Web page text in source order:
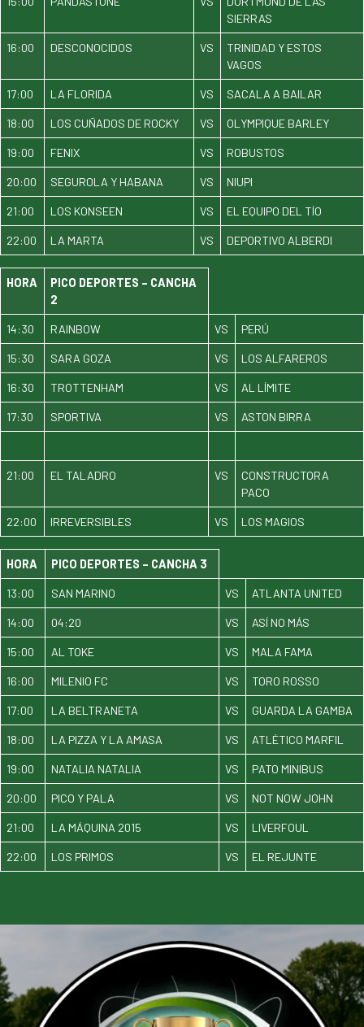
SIERRAS
16:00 DESCONOCIDOS VS
TRINIDAD Y ESTOS
VAGOS
17:00 LA FLORIDA VS SACALA A BAILAR
18:00 LOS CUÑADOS DE ROCKY VS OLYMPIQUE BARLEY
19:00 FENIX VS ROBUSTOS
20:00 SEGUROLA Y HABANA VS NIUPI
21:00 LOS KONSEEN VS EL EQUIPO DEL TÍO
22:00 LA MARTA VS DEPORTIVO ALBERDI
HORA
PICO DEPORTES – CANCHA
2
14:30 RAINBOW VS PERÚ
15:30 SARA GOZA VS LOS ALFAREROS
16:30 TROTTENHAM VS AL LÍMITE
17:30 SPORTIVA VS ASTON BIRRA
21:00 EL TALADRO VS
CONSTRUCTORA
PACO
22:00 IRREVERSIBLES VS LOS MAGIOS
HORA PICO DEPORTES – CANCHA 3
13:00 SAN MARINO VS ATLANTA UNITED
14:00 04:20 VS ASÍ NO MÁS
15:00 AL TOKE VS MALA FAMA
16:00 MILENIO FC VS TORO ROSSO
17:00 LA BELTRANETA VS GUARDA LA GAMBA
18:00 LA PIZZA Y LA AMASA VS ATLÉTICO MARFIL
19:00 NATALIA NATALIA VS PATO MINIBUS
20:00 PICO Y PALA VS NOT NOW JOHN
21:00 LA MÁQUINA 2015 VS LIVERFOUL
22:00 LOS PRIMOS VS EL REJUNTE